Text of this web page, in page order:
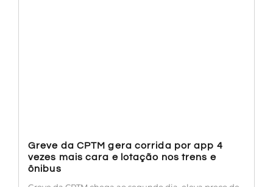
Greve da CPTM gera corrida por app 4
vezes mais cara e lotação nos trens e
ônibus